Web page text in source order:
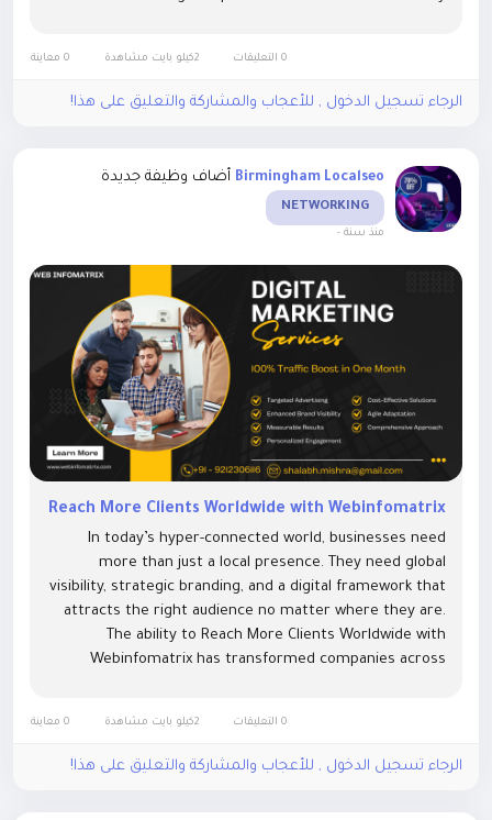
0 التعليقات 0 معاينة
الرجاء تسجيل الدخول , للأعجاب والمشاركة والتعليق على هذا!
Birmingham Localseo أضاف وظيفة جديدة
NETWORKING
منذ سنة -
Reach More Clients Worldwide with Webinfomatrix
In today’s hyper-connected world, businesses need
more than just a local presence. They need global
visibility, strategic branding, and a digital framework that
attracts the right audience no matter where they are.
The ability to Reach More Clients Worldwide with
Webinfomatrix has transformed companies across
0 التعليقات 0 معاينة
الرجاء تسجيل الدخول , للأعجاب والمشاركة والتعليق على هذا!